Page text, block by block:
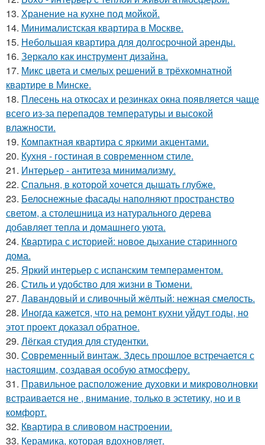
13. Хранение на кухне под мойкой.
14. Минималистская квартира в Москве.
15. Небольшая квартира для долгосрочной аренды.
16. Зеркало как инструмент дизайна.
17. Микс цвета и смелых решений в трёхкомнатной
квартире в Минске.
18. Плесень на откосах и резинках окна появляется чаще
всего из-за перепадов температуры и высокой
влажности.
19. Компактная квартира с яркими акцентами.
20. Кухня - гостиная в современном стиле.
21. Интерьер - антитеза минимализму.
22. Спальня, в которой хочется дышать глубже.
23. Белоснежные фасады наполняют пространство
светом, а столешница из натурального дерева
добавляет тепла и домашнего уюта.
24. Квартира с историей: новое дыхание старинного
дома.
25. Яркий интерьер с испанским темпераментом.
26. Стиль и удобство для жизни в Тюмени.
27. Лавандовый и сливочный жёлтый: нежная смелость.
28. Иногда кажется, что на ремонт кухни уйдут годы, но
этот проект доказал обратное.
29. Лёгкая студия для студентки.
30. Современный винтаж. Здесь прошлое встречается с
настоящим, создавая особую атмосферу.
31. Правильное расположение духовки и микроволновки
встраивается не , внимание, только в эстетику, но и в
комфорт.
32. Квартира в сливовом настроении.
33. Керамика, которая вдохновляет.